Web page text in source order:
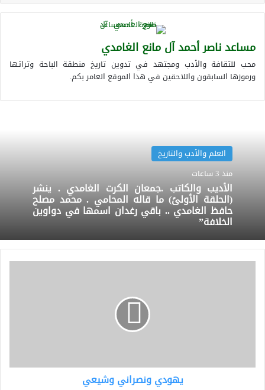
مساعد ناصر أحمد آل مانع الغامدي
محب للثقافة والأدب ومجتهد في تدوين تاريخ منطقة الباحة وتراثها
ورموزها السابقون واللاحقين في هذا الموقع العامر بكم.
العلم والأدب والتاريخ
منذ 3 ساعات
الأديب والكاتب .جمعان الكرت الغامدي . ينشر
(الحلقة الأولىً) ما قاله المحامي . محمد مصلح
حافظ الغامدي .. باقي رغدان اسمها في دواوين
الخلافة”
يهودي ونصراني وشيعي